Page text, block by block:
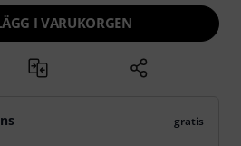
I VARUKORGEN
gratis